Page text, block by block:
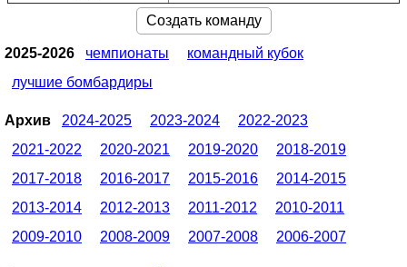
Создать команду
2025-2026 чемпионаты
командный кубок
лучшие бомбардиры
Архив 2024-2025 2023-2024
2022-2023
2021-2022
2020-2021 2019-2020
2018-2019
2017-2018
2016-2017 2015-2016
2014-2015
2013-2014
2012-2013 2011-2012
2010-2011
2009-2010
2008-2009 2007-2008 2006-2007